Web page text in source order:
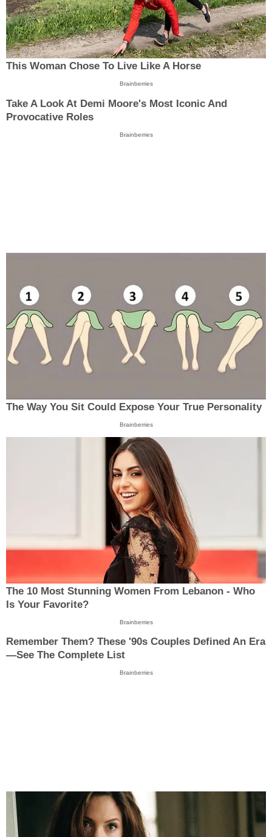
This Woman Chose To Live Like A Horse
Brainberries
Take A Look At Demi Moore's Most Iconic And
Provocative Roles
Brainberries
The Way You Sit Could Expose Your True Personality
Brainberries
The 10 Most Stunning Women From Lebanon - Who
Is Your Favorite?
Brainberries
Remember Them? These '90s Couples Defined An Era
—See The Complete List
Brainberries